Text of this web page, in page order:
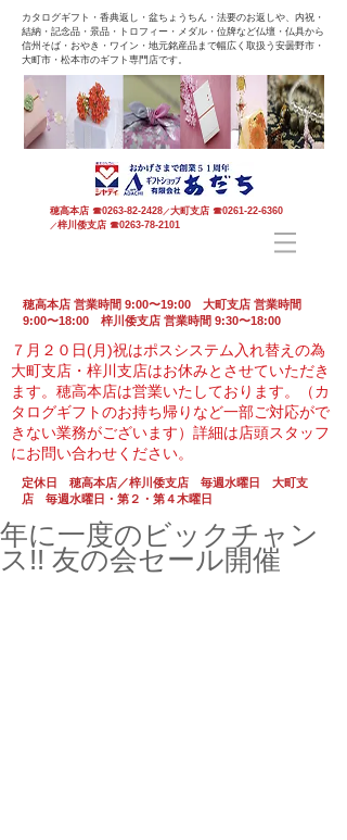
カタログギフト・香典返し・盆ちょうちん・法要のお返しや、内祝・
結納・記念品・景品・トロフィー・メダル・位牌など仏壇・仏具から
信州そば・おやき・ワイン・地元銘産品まで幅広く取扱う安曇野市・
大町市・松本市のギフト専門店です。
穂高本店 ☎0263-82-2428 ／大町支店 ☎0261-22-6360
／梓川倭支店 ☎0263-78-2101
穂高本店 営業時間 9:00〜19:00 大町支店 営業時間
9:00〜18:00 梓川倭支店 営業時間 9:30〜18:00
７月２０日(月)祝はポスシステム入れ替えの為
大町支店・梓川支店はお休みとさせていただき
ます。 穂高本店は営業いたしております。（カ
タログギフトのお持ち帰りなど一部ご対応がで
きない業務がございます） 詳細は店頭スタッフ
にお問い合わせください。
定休日 穂高本店／梓川倭支店 毎週水曜日 大町支
店 毎週水曜日・第２・第４木曜日
年に一度のビックチャン
ス!! 友の会セール開催